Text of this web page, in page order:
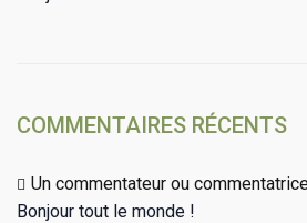
COMMENTAIRES RÉCENTS
Un commentateur ou
Bonjour tout le monde !